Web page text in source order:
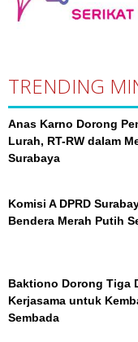
TRENDING
Anas Karno Dorong
Lurah, RT-RW dalam
Surabaya
Komisi A DPRD
Bendera Merah Putih
Baktiono Dorong Tiga
Kerjasama untuk
Sembada